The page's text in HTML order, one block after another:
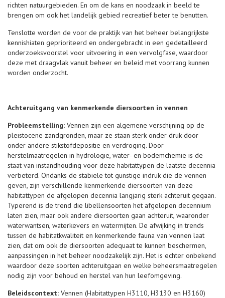
richten natuurgebieden. En om de kans en noodzaak in beeld te
brengen om ook het landelijk gebied recreatief beter te benutten.
Tenslotte worden de voor de praktijk van het beheer belangrijkste
kennishiaten geprioriteerd en ondergebracht in een gedetailleerd
onderzoeksvoorstel voor uitvoering in een vervolgfase, waardoor
deze met draagvlak vanuit beheer en beleid met voorrang kunnen
worden onderzocht.
Achteruitgang van kenmerkende diersoorten in vennen
Probleemstelling: Vennen zijn een algemene verschijning op de
pleistocene zandgronden, maar ze staan sterk onder druk door
onder andere stikstofdepositie en verdroging. Door
herstelmaatregelen in hydrologie, water- en bodemchemie is de
staat van instandhouding voor deze habitattypen de laatste decennia
verbeterd. Ondanks de stabiele tot gunstige indruk die de vennen
geven, zijn verschillende kenmerkende diersoorten van deze
habitattypen de afgelopen decennia langjarig sterk achteruit gegaan.
Typerend is de trend die libellensoorten het afgelopen decennium
laten zien, maar ook andere diersoorten gaan achteruit, waaronder
waterwantsen, waterkevers en watermijten. De afwijking in trends
tussen de habitatkwaliteit en kenmerkende fauna van vennen laat
zien, dat om ook de diersoorten adequaat te kunnen beschermen,
aanpassingen in het beheer noodzakelijk zijn. Het is echter onbekend
waardoor deze soorten achteruitgaan en welke beheersmaatregelen
nodig zijn voor behoud en herstel van hun leefomgeving.
Beleidscontext: Vennen (Habitattypen H3110, H3130 en H3160)